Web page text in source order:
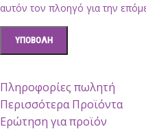
αυτόν τον πλοηγό για την
Πληροφορίες πωλητή
Περισσότερα Προϊόντα
Ερώτηση για προϊόν